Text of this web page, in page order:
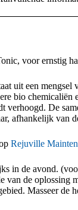
voor ernstig
uit een mengsel
bio
verhoogd. De
afhankelijk van
Rejuville
in de avond.
van de oplossing
Masseer de